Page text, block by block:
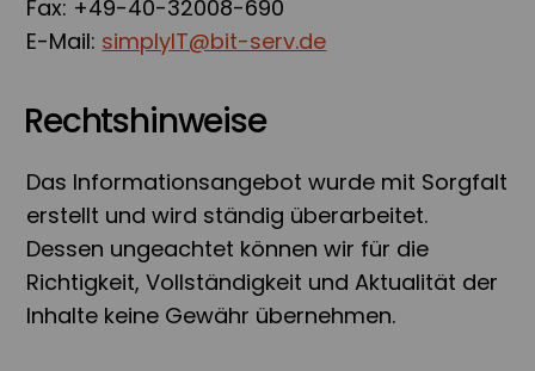
Fax: +49-40-32008-690
E-Mail: simplyIT@bit-serv.de
Rechtshinweise
Das Informationsangebot wurde mit Sorgfalt
erstellt und wird ständig überarbeitet.
Dessen ungeachtet können wir für die
Richtigkeit, Vollständigkeit und Aktualität der
Inhalte keine Gewähr übernehmen.